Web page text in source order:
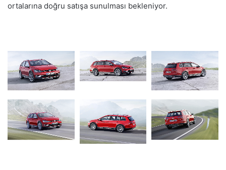
ortalarına doğru satışa sunulması bekleniyor.